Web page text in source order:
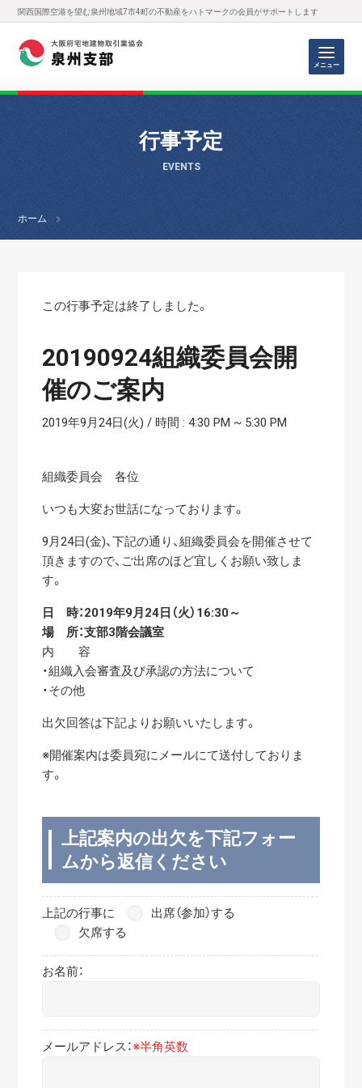
関西国際空港を望む泉州地域7市4町の不動産をハトマークの会員がサポートします
メニュー
行事予定
EVENTS
ホーム
この行事予定は終了しました。
20190924組織委員会開
催のご案内
2019年9月24日(火) / 時間 : 4:30 PM ~ 5:30 PM
組織委員会 各位
いつも大変お世話になっております。
9月24日(金)、下記の通り、組織委員会を開催させて
頂きますので、ご出席のほど宜しくお願い致しま
す。
日 時：2019年9月24日（火）16:30～
場 所：支部3階会議室
内 容
・組織入会審査及び承認の方法について
・その他
出欠回答は下記よりお願いいたします。
※開催案内は委員宛にメールにて送付しておりま
す。
上記案内の出欠を下記フォー
ムから返信ください
上記の行事に
出席（参加）する
欠席する
お名前：
メールアドレス：※半角英数